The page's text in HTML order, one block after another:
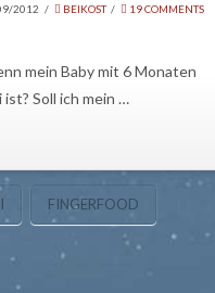
2012 BEIKOST 19 COMMENTS
mein Baby mit 6 Monaten
Soll ich mein …
FINGERFOOD